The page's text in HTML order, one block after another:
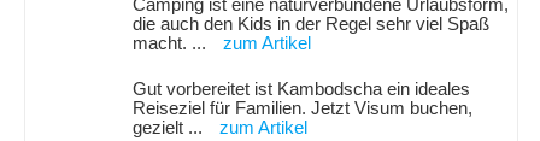
Camping ist eine naturverbundene Urlaubsform,
die auch den Kids in der Regel sehr viel Spaß
macht. ...
zum Artikel
Gut vorbereitet ist Kambodscha ein ideales
Reiseziel für Familien. Jetzt Visum buchen,
gezielt ...
zum Artikel